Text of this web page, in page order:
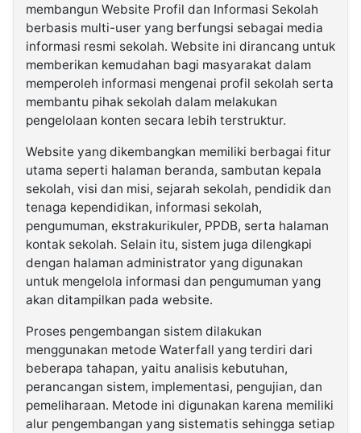
membangun Website Profil dan Informasi Sekolah
berbasis multi-user yang berfungsi sebagai media
informasi resmi sekolah. Website ini dirancang untuk
memberikan kemudahan bagi masyarakat dalam
memperoleh informasi mengenai profil sekolah serta
membantu pihak sekolah dalam melakukan
pengelolaan konten secara lebih terstruktur.
Website yang dikembangkan memiliki berbagai fitur
utama seperti halaman beranda, sambutan kepala
sekolah, visi dan misi, sejarah sekolah, pendidik dan
tenaga kependidikan, informasi sekolah,
pengumuman, ekstrakurikuler, PPDB, serta halaman
kontak sekolah. Selain itu, sistem juga dilengkapi
dengan halaman administrator yang digunakan
untuk mengelola informasi dan pengumuman yang
akan ditampilkan pada website.
Proses pengembangan sistem dilakukan
menggunakan metode Waterfall yang terdiri dari
beberapa tahapan, yaitu analisis kebutuhan,
perancangan sistem, implementasi, pengujian, dan
pemeliharaan. Metode ini digunakan karena memiliki
alur pengembangan yang sistematis sehingga setiap